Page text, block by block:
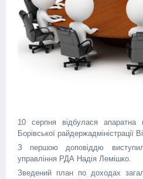
10 серпня відбулася апаратна
Борівської райдержадміністрації
З першою доповіддю
управління РДА Надія
Зведений план по доходах